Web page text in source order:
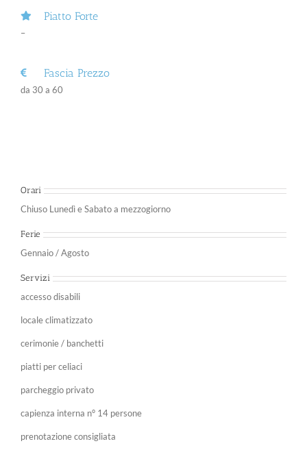
Piatto Forte
–
Fascia Prezzo
da 30 a 60
Orari
Chiuso Lunedì e Sabato a mezzogiorno
Ferie
Gennaio / Agosto
Servizi
accesso disabili
locale climatizzato
cerimonie / banchetti
piatti per celiaci
parcheggio privato
capienza interna n° 14 persone
prenotazione consigliata